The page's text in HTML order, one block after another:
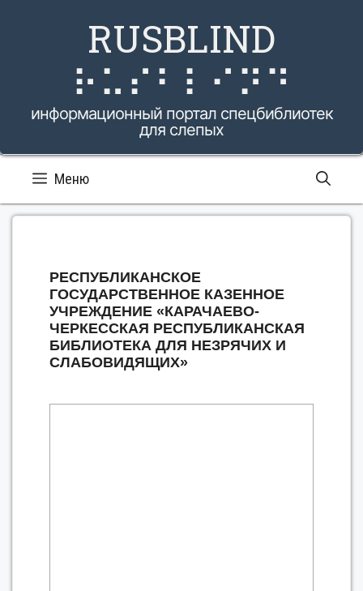
RUSBLIND
⠗⠥⠎⠃⠇⠊⠝⠙
информационный портал спецбиблиотек
для слепых
Меню
РЕСПУБЛИКАНСКОЕ
ГОСУДАРСТВЕННОЕ КАЗЕННОЕ
УЧРЕЖДЕНИЕ «КАРАЧАЕВО-
ЧЕРКЕССКАЯ РЕСПУБЛИКАНСКАЯ
БИБЛИОТЕКА ДЛЯ НЕЗРЯЧИХ И
СЛАБОВИДЯЩИХ»